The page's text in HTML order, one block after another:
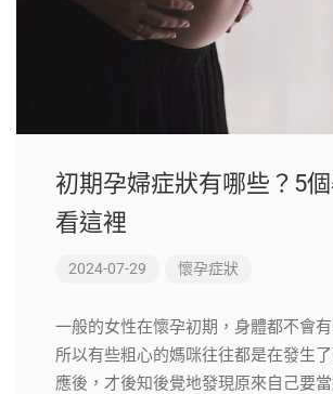
初期孕婦症狀有哪些？5
看這裡
2024-07-29 懷孕症狀
一般的女性在懷孕初期，身體都不會有
所以有些粗心的媽咪往往都是在發生
應後，才後知後覺地發現原來自己要